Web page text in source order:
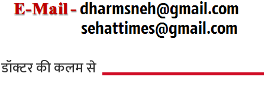
डॉक्टर की कलम से